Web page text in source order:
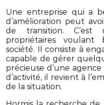
Une entreprise qui a
d’amélioration peut
de transition.
propriétaires
société. Il consiste à
capable de gérer
précieuse d’une
d’activité, il revient à
de la situation.